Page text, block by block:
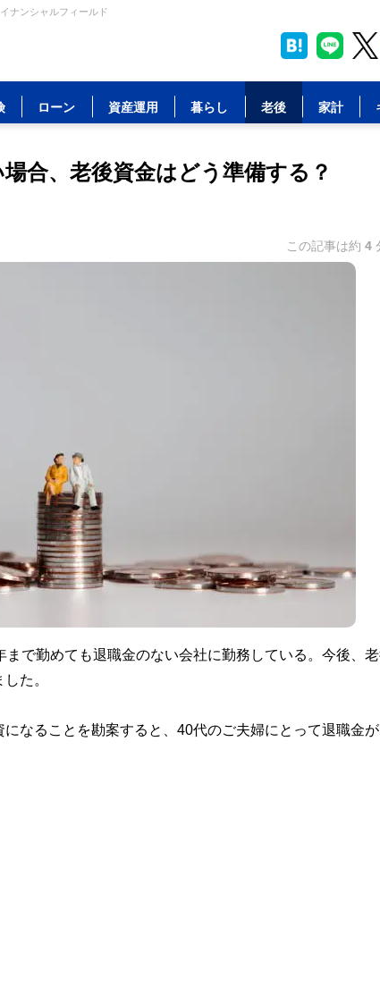
ナンシャルフィールド
ローン 資産運用 暮らし 老後 家計
合、老後資金はどう準備する？
この記事は約 4
で勤めても退職金のない会社に勤務している。今後、
た。
なることを勘案すると、40代のご夫婦にとって退職金